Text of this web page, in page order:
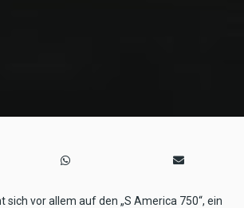
sich vor allem auf den „S America 750“, ein